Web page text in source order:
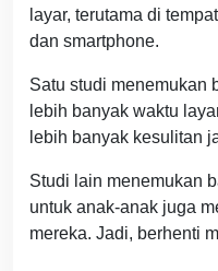
layar, terutama di
dan smartphone.
Satu studi menemukan
lebih banyak waktu
lebih banyak kesulitan
Studi lain menemukan
untuk anak-anak juga
mereka. Jadi, berhenti